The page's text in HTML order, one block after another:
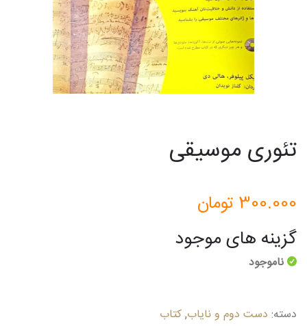
تئوری موسیقی
300.000 تومان
گزینه های موجود
ناموجود
دسته: دست دوم و نایاب,کتاب